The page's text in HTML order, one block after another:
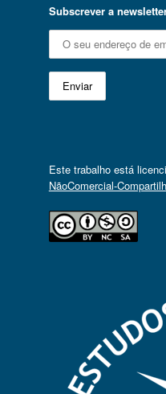
Subscrever a
Este trabalho está
NãoComercial-